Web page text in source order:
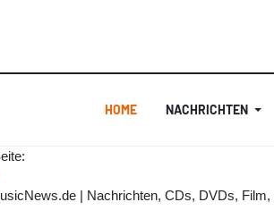
HOME NACHRICHTEN
| Nachrichten, CDs, DVDs, Film,